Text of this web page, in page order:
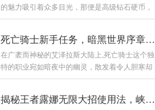
的魅力吸引着众多目光，那便是高级钻石硬币，
它宛如一颗璀璨的星辰,在历史与现代的交织中散
币，它是艺术与工艺的完美融合，从外观上看，
每一枚高级钻石硬币都像是一件精心雕琢的艺术
品，硬币的主体部分通常由高品质的贵金属制
成，如黄金、白银等，这些金属本身就具有极高
工艺进行处理，或许是细腻的磨砂效果，营造出
死亡骑士新手任务，暗黑世界序章开启
在广袤而神秘的艾泽拉斯大陆上,死亡骑士这个独
特的职业宛如暗夜中的幽灵，散发着令人胆寒却
又极具吸引力的气息，对于新手玩家来说，死亡
的大门，引领着他们开启一段充满奇幻与挑战的揭秘王者露娜无限大招使用法，峡谷肆意驰骋不是梦！